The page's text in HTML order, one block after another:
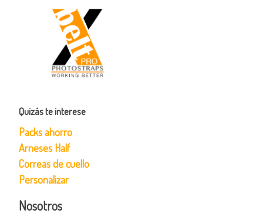
Quizás te interese
Packs ahorro
Arneses Half
Correas de cuello
Personalizar
Nosotros